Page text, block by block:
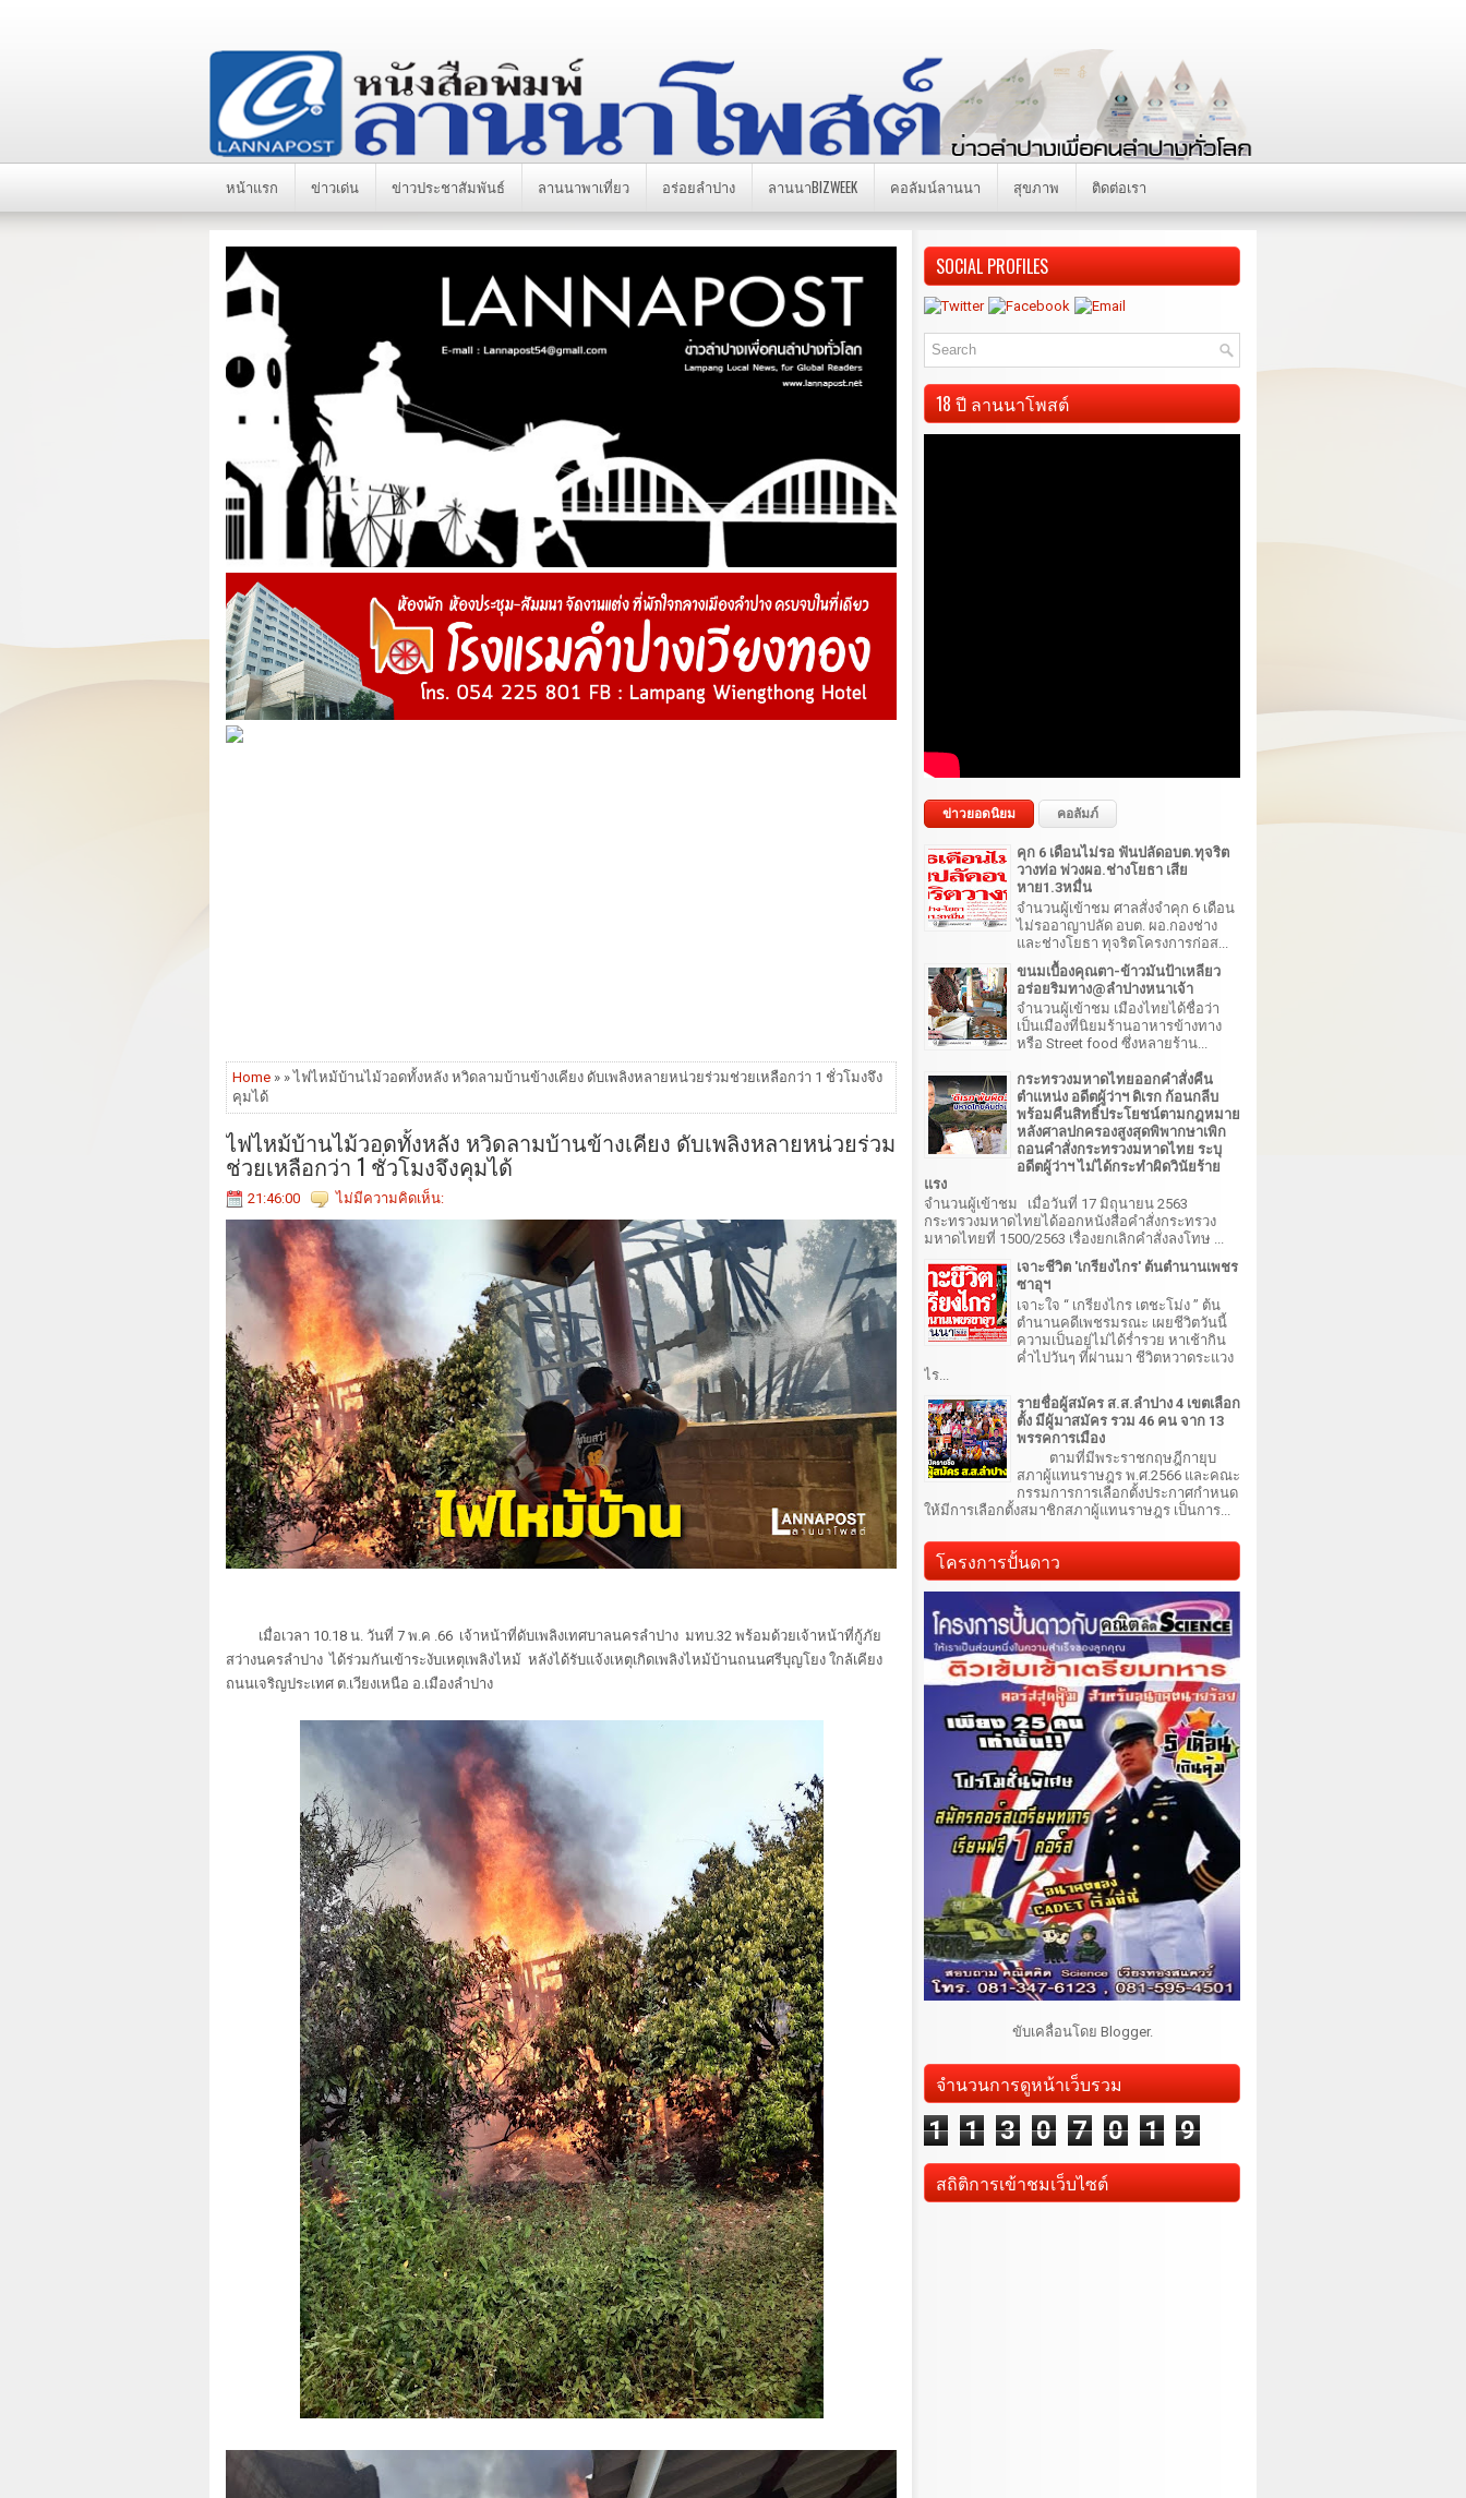
หน้าแรก ข่าวเด่น ข่าวประชาสัมพันธ์ ลานนาพาเที่ยว อร่อยลำปาง ลานนาBIZWEEK คอลัมน์ลานนา สุขภาพ ติดต่อเรา
Home » » ไฟไหม้บ้านไม้วอดทั้งหลัง หวิดลามบ้านข้างเคียง ดับเพลิงหลายหน่วยร่วมช่วยเหลือกว่า 1 ชั่วโมงจึง
คุมได้
ไฟไหม้บ้านไม้วอดทั้งหลัง หวิดลามบ้านข้างเคียง ดับเพลิงหลายหน่วยร่วม
ช่วยเหลือกว่า 1 ชั่วโมงจึงคุมได้
21:46:00 ไม่มีความคิดเห็น:
เมื่อเวลา 10.18 น. วันที่ 7 พ.ค .66 เจ้าหน้าที่ดับเพลิงเทศบาลนครลำปาง มทบ.32 พร้อมด้วยเจ้าหน้าที่กู้ภัย
สว่างนครลำปาง ได้ร่วมกันเข้าระงับเหตุเพลิงไหม้ หลังได้รับแจ้งเหตุเกิดเพลิงไหม้บ้านถนนศรีบุญโยง ใกล้เคียง
ถนนเจริญประเทศ ต.เวียงเหนือ อ.เมืองลำปาง
SOCIAL PROFILES
18 ปี ลานนาโพสต์
ข่าวยอดนิยม คอลัมภ์
คุก 6 เดือนไม่รอ ฟันปลัดอบต.ทุจริต
วางท่อ พ่วงผอ.ช่างโยธา เสีย
หาย1.3หมื่น
จำนวนผู้เข้าชม ศาลสั่งจำคุก 6 เดือน
ไม่รออาญาปลัด อบต. ผอ.กองช่าง
และช่างโยธา ทุจริตโครงการก่อส...
ขนมเบื้องคุณตา-ข้าวมันป้าเหลียว
อร่อยริมทาง@ลำปางหนาเจ้า
จำนวนผู้เข้าชม เมืองไทยได้ชื่อว่า
เป็นเมืองที่นิยมร้านอาหารข้างทาง
หรือ Street food ซึ่งหลายร้าน...
กระทรวงมหาดไทยออกคำสั่งคืน
ตำแหน่ง อดีตผู้ว่าฯ ดิเรก ก้อนกลีบ
พร้อมคืนสิทธิ์ประโยชน์ตามกฎหมาย
หลังศาลปกครองสูงสุดพิพากษาเพิก
ถอนคำสั่งกระทรวงมหาดไทย ระบุ
อดีตผู้ว่าฯ ไม่ได้กระทำผิดวินัยร้าย
แรง
จำนวนผู้เข้าชม เมื่อวันที่ 17 มิถุนายน 2563
กระทรวงมหาดไทยได้ออกหนังสือคำสั่งกระทรวง
มหาดไทยที่ 1500/2563 เรื่องยกเลิกคำสั่งลงโทษ ...
เจาะชีวิต 'เกรียงไกร' ต้นตำนานเพชร
ซาอุฯ
เจาะใจ “ เกรียงไกร เตชะโม่ง ” ต้น
ตำนานคดีเพชรมรณะ เผยชีวิตวันนี้
ความเป็นอยู่ไม่ได้ร่ำรวย หาเช้ากิน
ค่ำไปวันๆ ที่ผ่านมา ชีวิตหวาดระแวง
ไร...
รายชื่อผู้สมัคร ส.ส.ลำปาง 4 เขตเลือก
ตั้ง มีผู้มาสมัคร รวม 46 คน จาก 13
พรรคการเมือง
ตามที่มีพระราชกฤษฎีกายุบ
สภาผู้แทนราษฎร พ.ศ.2566 และคณะ
กรรมการการเลือกตั้งประกาศกำหนด
ให้มีการเลือกตั้งสมาชิกสภาผู้แทนราษฎร เป็นการ...
โครงการปั้นดาว
ขับเคลื่อนโดย Blogger.
จำนวนการดูหน้าเว็บรวม
1 1 3 0 7 0 1 9
สถิติการเข้าชมเว็บไซต์